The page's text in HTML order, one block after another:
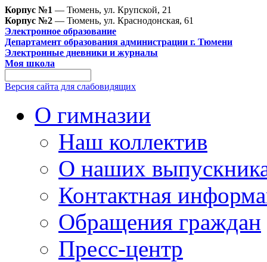
Корпус №1 — Тюмень, ул. Крупской, 21
Корпус №2 — Тюмень, ул. Краснодонская, 61
Электронное образование
Департамент образования администрации г. Тюмени
Электронные дневники и журналы
Моя школа
Версия сайта для слабовидящих
О гимназии
Наш коллектив
О наших
Контактная
Обращения граждан
Пресс-центр